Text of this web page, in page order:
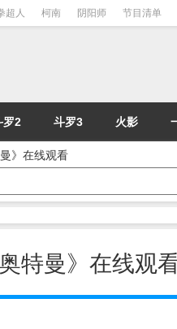
超人 柯南 阴阳师 节目清单
罗2 斗罗3 火影
》在线观看
特曼》在线观